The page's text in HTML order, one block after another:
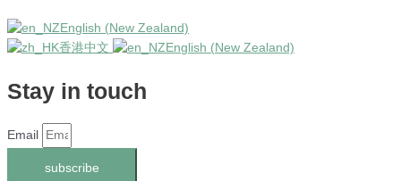
English (New Zealand)
香港中文
English (New Zealand)
Stay in touch
Email
subscribe